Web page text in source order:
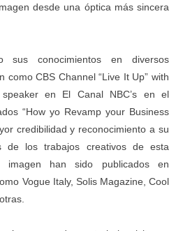
desde una óptica más sincera
sus conocimientos en diversos
como CBS Channel “Live It Up” with
en El Canal NBC’s en el
“How yo Revamp your Business
credibilidad y reconocimiento a su
de los trabajos creativos de esta
han sido publicados en
Vogue Italy, Solis Magazine, Cool